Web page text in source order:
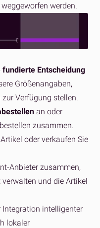
werden.
fundierte Entscheidung
Größenangaben,
Verfügung stellen.
an oder
zusammen.
oder verkaufen Sie
Anbieter zusammen,
und die Artikel
Integration intelligenter
lokaler